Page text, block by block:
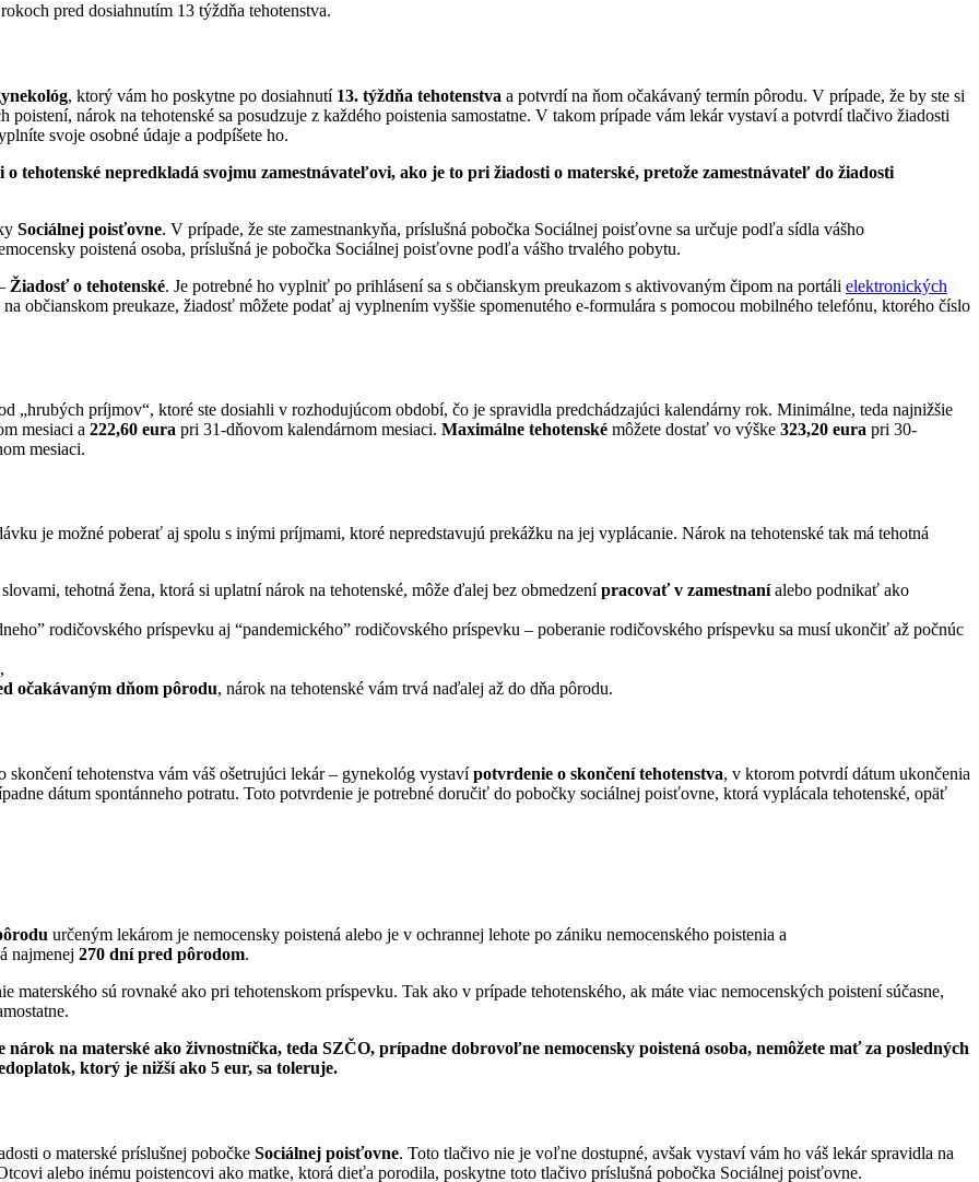
pred dosiahnutím 13 týždňa tehotenstva.
, ktorý vám ho poskytne po dosiahnutí 13. týždňa tehotenstva a potvrdí na ňom očakávaný termín pôrodu. V prípade, že by ste si
nárok na tehotenské sa posudzuje z každého poistenia samostatne. V takom prípade vám lekár vystaví a potvrdí tlačivo žiadosti
svoje osobné údaje a podpíšete ho.
tehotenské nepredkladá svojmu zamestnávateľovi, ako je to pri žiadosti o materské, pretože zamestnávateľ do žiadosti
Sociálnej poisťovne. V prípade, že ste zamestnankyňa, príslušná pobočka Sociálnej poisťovne sa určuje podľa sídla vášho
poistená osoba, príslušná je pobočka Sociálnej poisťovne podľa vášho trvalého pobytu.
Žiadosť o tehotenské. Je potrebné ho vyplniť po prihlásení sa s občianskym preukazom s aktivovaným čipom na portáli elektronických
občianskom preukaze, žiadosť môžete podať aj vyplnením vyššie spomenutého e-formulára s pomocou mobilného telefónu, ktorého číslo
„hrubých príjmov“, ktoré ste dosiahli v rozhodujúcom období, čo je spravidla predchádzajúci kalendárny rok. Minimálne, teda najnižšie
mesiaci a 222,60 eura pri 31-dňovom kalendárnom mesiaci. Maximálne tehotenské môžete dostať vo výške 323,20 eura pri 30-
mesiaci.
je možné poberať aj spolu s inými príjmami, ktoré nepredstavujú prekážku na jej vyplácanie. Nárok na tehotenské tak má tehotná
tehotná žena, ktorá si uplatní nárok na tehotenské, môže ďalej bez obmedzenípracovať v zamestnaníalebo podnikať ako
rodičovského príspevku aj “pandemického” rodičovského príspevku – poberanie rodičovského príspevku sa musí ukončiť až počnúc
očakávaným dňom pôrodu, nárok na tehotenské vám trvá naďalej až do dňa pôrodu.
skončení tehotenstva vám váš ošetrujúci lekár – gynekológ vystavípotvrdenie o skončení tehotenstva, v ktorom potvrdí dátum ukončenia
dátum spontánneho potratu. Toto potvrdenie je potrebné doručiť do pobočky sociálnej poisťovne, ktorá vyplácala tehotenské, opäť
určeným lekárom je nemocensky poistená alebo je v ochrannej lehote po zániku nemocenského poistenia a
najmenej 270 dní pred pôrodom.
sú rovnaké ako pri tehotenskom príspevku. Tak ako v prípade tehotenského, ak máte viac nemocenských poistení súčasne,
na materské ako živnostníčka, teda SZČO, prípadne dobrovoľne nemocensky poistená osoba, nemôžete mať za posledných
ktorý je nižší ako 5 eur, sa toleruje.
o materské príslušnej pobočke Sociálnej poisťovne. Toto tlačivo nie je voľne dostupné, avšak vystaví vám ho váš lekár spravidla na
alebo inému poistencovi ako matke, ktorá dieťa porodila, poskytne toto tlačivo príslušná pobočka Sociálnej poisťovne.